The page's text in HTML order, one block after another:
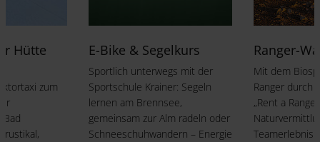
Hütte
zum
rustikal,
E-Bike & Segelkurs
Sportlich unterwegs mit der
Sportschule Krainer: Segeln
lernen am Brennsee,
gemeinsam zur Alm radeln oder
Schneeschuhwandern – Energie
Ranger-
Mit dem
Ranger durch
„Rent a
Teamerlebnis